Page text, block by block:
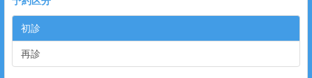
初診
再診